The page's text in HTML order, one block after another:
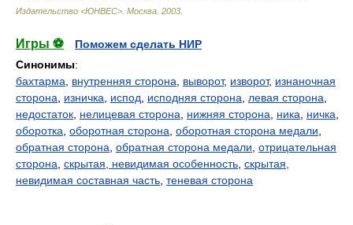
Издательство <ЮНВЕС> Москва 2003
Игры ⚽
Поможем сделать НИР
Синонимы:
бахтарма
внутренняя сторона выворот, изворот, изнаночная
сторона
изничка испод исподняя сторона левая сторона
недостаток нелицевая сторона нижняя сторона ника ничка
оборотка оборотная сторона оборотная сторона медали
обратная сторона обратная сторона медали отрицательная
сторона скрытая, невидимая особенность скрытая,
невидимая составная часть теневая сторона